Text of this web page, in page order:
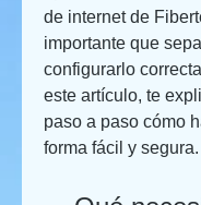
de internet de
importante que
configurarlo
este artículo, te
paso a paso cómo
forma fácil y segura.